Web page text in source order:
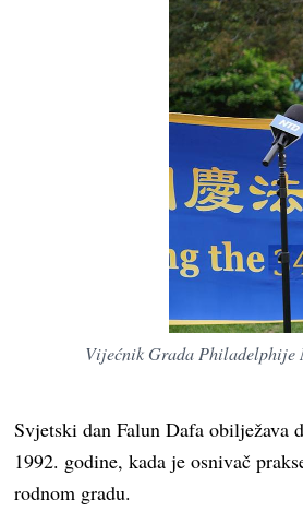
Vijećnik Grada Philadelphije
Svjetski dan Falun Dafa obilježava
1992. godine, kada je osnivač
rodnom gradu.